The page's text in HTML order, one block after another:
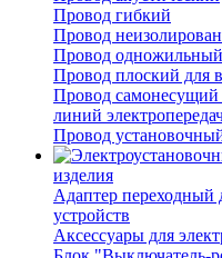
Провод гибкий
Провод
Провод одножильный
Провод плоский для
Провод
линий
Провод
изделия
Адаптер переходный
устройств
Аксессуары для